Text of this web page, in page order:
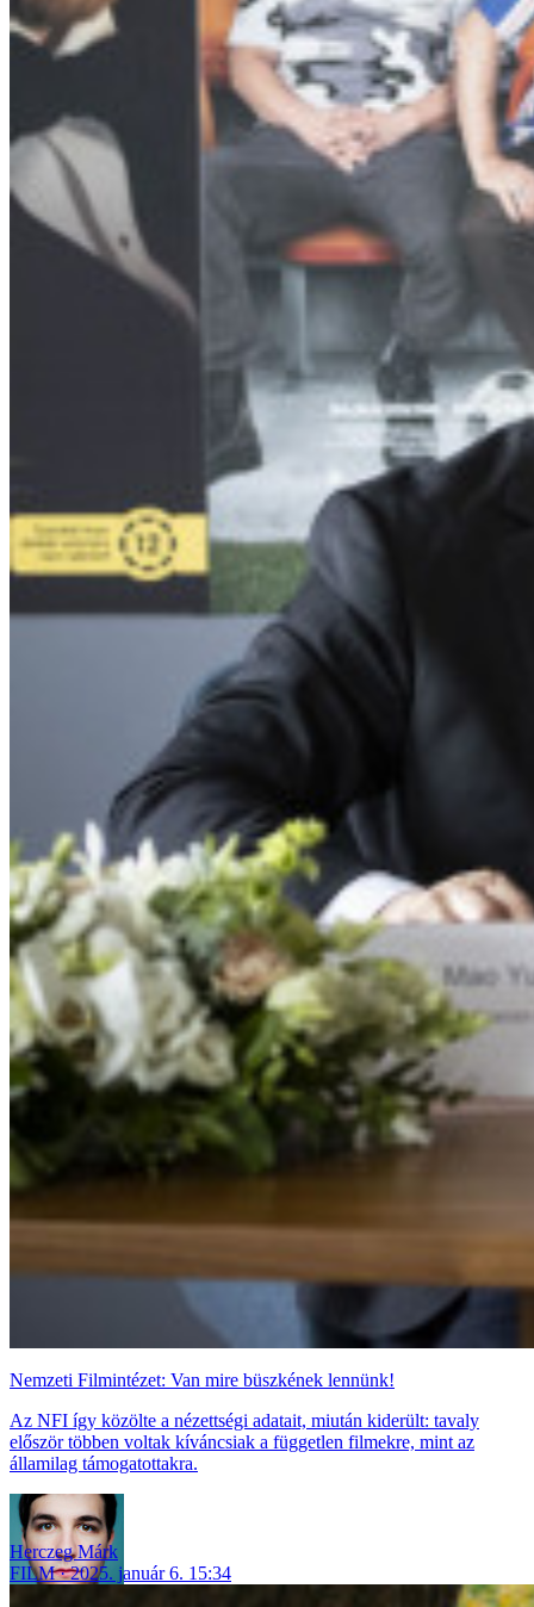
Nemzeti Filmintézet: Van mire büszkének lennünk!
Az NFI így közölte a nézettségi adatait, miután kiderült: tavaly
először többen voltak kíváncsiak a független filmekre, mint az
államilag támogatottakra.
Herczeg Márk
FILM
2025. január 6. 15:34